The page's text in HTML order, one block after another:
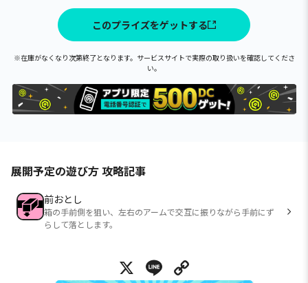
このプライズをゲットする
※在庫がなくなり次第終了となります。サービスサイトで実際の取り扱いを確認してくださ
い。
展開予定の遊び方 攻略記事
前おとし
箱の手前側を狙い、左右のアームで交互に振りながら手前にず
らして落とします。
X Line